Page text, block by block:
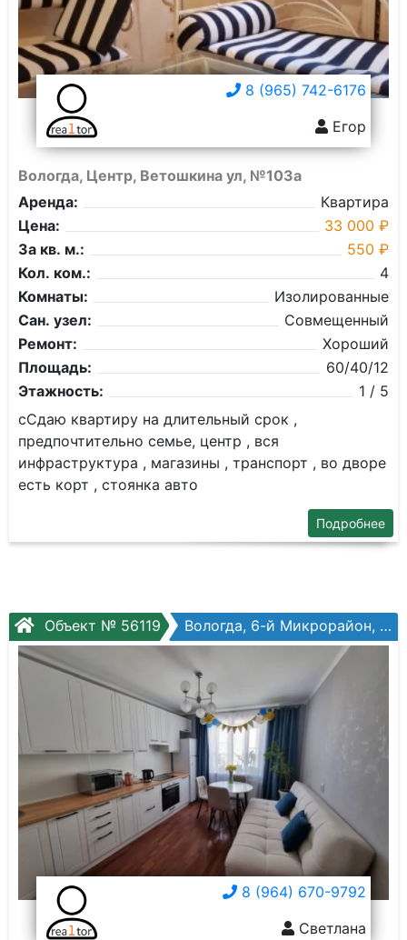
8 (965) 742-6176
Егор
Вологда, Центр, Ветошкина ул, №103а
Аренда:
Квартира
Цена:
33 000 ₽
За кв. м.:
550 ₽
Кол. ком.:
4
Комнаты:
Изолированные
Сан. узел:
Совмещенный
Ремонт:
Хороший
Площадь:
60/40/12
Этажность:
1 / 5
сСдаю квартиру на длительный срок ,
предпочтительно семье, центр , вся
инфраструктура , магазины , транспорт , во дворе
есть корт , стоянка авто
Подробнее
Объект № 56119 Вологда, 6-й Микрорайон, Петрозаводская ул, №16б
8 (964) 670-9792
Светлана